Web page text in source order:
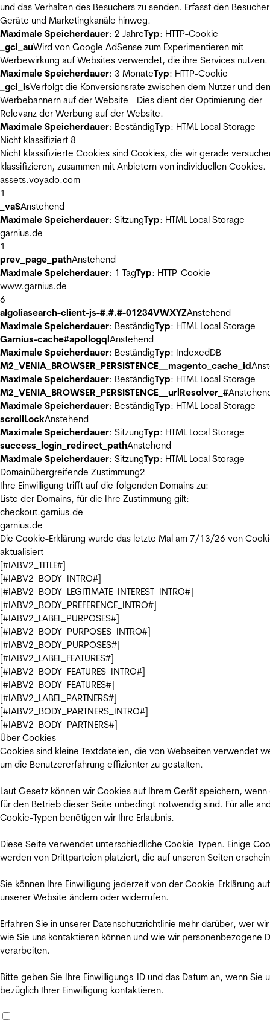
und das Verhalten des Besuchers zu senden. Erfasst den
Geräte und Marketingkanäle hinweg.
Maximale Speicherdauer: 2 JahreTyp: HTTP-Cookie
_gcl_auWird von Google AdSense zum Experimentieren mit
Werbewirkung auf Websites verwendet, die ihre Services nutzen.
Maximale Speicherdauer: 3 MonateTyp: HTTP-Cookie
_gcl_lsVerfolgt die Konversionsrate zwischen dem Nutzer und den
Werbebannern auf der Website - Dies dient der Optimierung der
Relevanz der Werbung auf der Website.
Maximale Speicherdauer: BeständigTyp: HTML Local Storage
Nicht klassifiziert 8
Nicht klassifizierte Cookies sind Cookies, die wir gerade
klassifizieren, zusammen mit Anbietern von individuellen Cookies.
assets.voyado.com
1
_vaSAnstehend
Maximale Speicherdauer: SitzungTyp: HTML Local Storage
garnius.de
1
prev_page_pathAnstehend
Maximale Speicherdauer: 1 TagTyp: HTTP-Cookie
www.garnius.de
6
algoliasearch-client-js-#.#.#-01234VWXYZAnstehend
Maximale Speicherdauer: BeständigTyp: HTML Local Storage
Garnius-cache#apollogqlAnstehend
Maximale Speicherdauer: BeständigTyp: IndexedDB
M2_VENIA_BROWSER_PERSISTENCE__magento_cache_id
Maximale Speicherdauer: BeständigTyp: HTML Local Storage
M2_VENIA_BROWSER_PERSISTENCE__urlResolver_#
Maximale Speicherdauer: BeständigTyp: HTML Local Storage
scrollLockAnstehend
Maximale Speicherdauer: SitzungTyp: HTML Local Storage
success_login_redirect_pathAnstehend
Maximale Speicherdauer: SitzungTyp: HTML Local Storage
Domainübergreifende Zustimmung2
Ihre Einwilligung trifft auf die folgenden Domains zu:
Liste der Domains, für die Ihre Zustimmung gilt:
checkout.garnius.de
garnius.de
Die Cookie-Erklärung wurde das letzte Mal am 7/13/26 von
aktualisiert
[#IABV2_TITLE#]
[#IABV2_BODY_INTRO#]
[#IABV2_BODY_LEGITIMATE_INTEREST_INTRO#]
[#IABV2_BODY_PREFERENCE_INTRO#]
[#IABV2_LABEL_PURPOSES#]
[#IABV2_BODY_PURPOSES_INTRO#]
[#IABV2_BODY_PURPOSES#]
[#IABV2_LABEL_FEATURES#]
[#IABV2_BODY_FEATURES_INTRO#]
[#IABV2_BODY_FEATURES#]
[#IABV2_LABEL_PARTNERS#]
[#IABV2_BODY_PARTNERS_INTRO#]
[#IABV2_BODY_PARTNERS#]
Über Cookies
Cookies sind kleine Textdateien, die von Webseiten verwendet
um die Benutzererfahrung effizienter zu gestalten.
Laut Gesetz können wir Cookies auf Ihrem Gerät speichern, wenn
für den Betrieb dieser Seite unbedingt notwendig sind. Für alle
Cookie-Typen benötigen wir Ihre Erlaubnis.
Diese Seite verwendet unterschiedliche Cookie-Typen. Einige
werden von Drittparteien platziert, die auf unseren Seiten
Sie können Ihre Einwilligung jederzeit von der Cookie-Erklärung auf
unserer Website ändern oder widerrufen.
Erfahren Sie in unserer Datenschutzrichtlinie mehr darüber, wer
wie Sie uns kontaktieren können und wie wir personenbezogene
verarbeiten.
Bitte geben Sie Ihre Einwilligungs-ID und das Datum an, wenn Sie
bezüglich Ihrer Einwilligung kontaktieren.